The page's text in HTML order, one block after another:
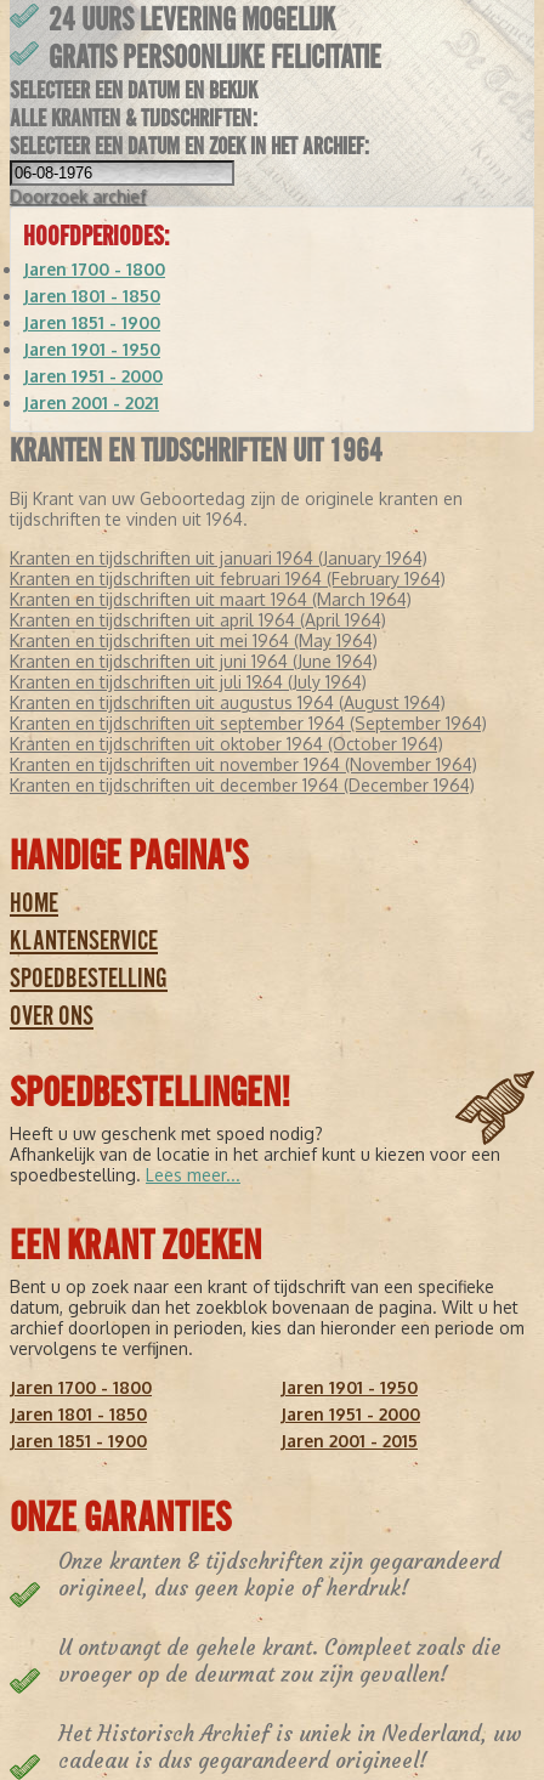
24 UURS LEVERING MOGELIJK
GRATIS PERSOONLIJKE FELICITATIE
SELECTEER EEN DATUM EN BEKIJK
ALLE KRANTEN & TIJDSCHRIFTEN:
SELECTEER EEN DATUM EN ZOEK IN HET ARCHIEF:
Doorzoek archief
HOOFDPERIODES:
Jaren 1700 - 1800
Jaren 1801 - 1850
Jaren 1851 - 1900
Jaren 1901 - 1950
Jaren 1951 - 2000
Jaren 2001 - 2021
KRANTEN EN TIJDSCHRIFTEN UIT 1964
Bij Krant van uw Geboortedag zijn de originele kranten en
tijdschriften te vinden uit 1964.
Kranten en tijdschriften uit januari 1964 (January 1964)
Kranten en tijdschriften uit februari 1964 (February 1964)
Kranten en tijdschriften uit maart 1964 (March 1964)
Kranten en tijdschriften uit april 1964 (April 1964)
Kranten en tijdschriften uit mei 1964 (May 1964)
Kranten en tijdschriften uit juni 1964 (June 1964)
Kranten en tijdschriften uit juli 1964 (July 1964)
Kranten en tijdschriften uit augustus 1964 (August 1964)
Kranten en tijdschriften uit september 1964 (September 1964)
Kranten en tijdschriften uit oktober 1964 (October 1964)
Kranten en tijdschriften uit november 1964 (November 1964)
Kranten en tijdschriften uit december 1964 (December 1964)
HANDIGE PAGINA'S
HOME
KLANTENSERVICE
SPOEDBESTELLING
OVER ONS
SPOEDBESTELLINGEN!
Heeft u uw geschenk met spoed nodig?
Afhankelijk van de locatie in het archief kunt u kiezen voor een
spoedbestelling. Lees meer...
EEN KRANT ZOEKEN
Bent u op zoek naar een krant of tijdschrift van een specifieke
datum, gebruik dan het zoekblok bovenaan de pagina. Wilt u het
archief doorlopen in perioden, kies dan hieronder een periode om
vervolgens te verfijnen.
Jaren 1700 - 1800
Jaren 1801 - 1850
Jaren 1851 - 1900
Jaren 1901 - 1950
Jaren 1951 - 2000
Jaren 2001 - 2015
ONZE GARANTIES
Onze kranten & tijdschriften zijn gegarandeerd
origineel, dus geen kopie of herdruk!
U ontvangt de gehele krant. Compleet zoals die
vroeger op de deurmat zou zijn gevallen!
Het Historisch Archief is uniek in Nederland, uw
cadeau is dus gegarandeerd origineel!